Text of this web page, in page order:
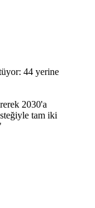
44 yerine
2030'a
tam iki